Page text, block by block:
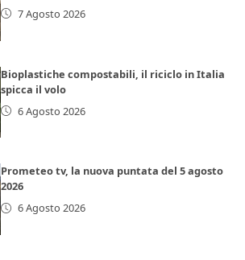
7 Agosto 2026
Bioplastiche compostabili, il riciclo in Italia
spicca il volo
6 Agosto 2026
Prometeo tv, la nuova puntata del 5 agosto
2026
6 Agosto 2026